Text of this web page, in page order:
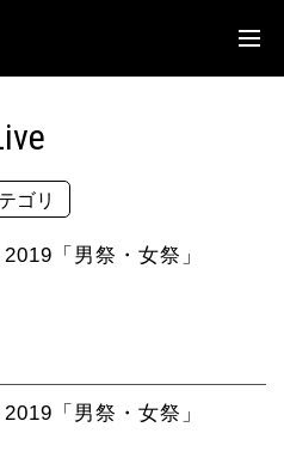
Discography
Biography
Media
Fanclub
ゴリ
「男祭・女祭」
「男祭・女祭」